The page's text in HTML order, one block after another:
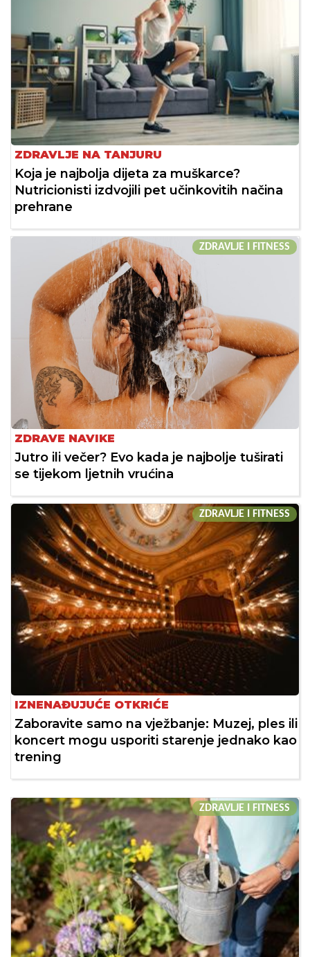
ZDRAVLJE NA TANJURU
Koja je najbolja dijeta za muškarce?
Nutricionisti izdvojili pet učinkovitih načina
prehrane
ZDRAVLJE I FITNESS
ZDRAVE NAVIKE
Jutro ili večer? Evo kada je najbolje tuširati
se tijekom ljetnih vrućina
ZDRAVLJE I FITNESS
IZNENAĐUJUĆE OTKRIĆE
Zaboravite samo na vježbanje: Muzej, ples ili
koncert mogu usporiti starenje jednako kao
trening
ZDRAVLJE I FITNESS